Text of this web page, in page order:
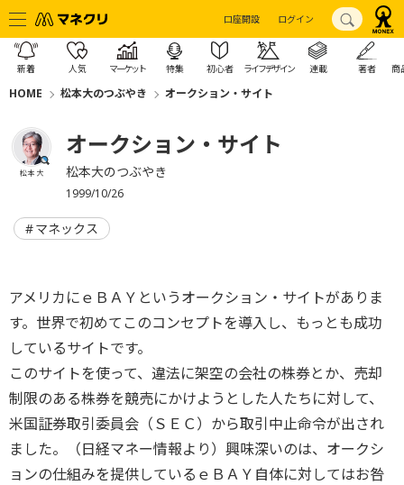
口座開設 ログイン
新着 人気 マーケット 特集 初心者 ライフデザイン 連載 著者 商
HOME 松本大のつぶやき オークション・サイト
松本 大
オークション・サイト
松本大のつぶやき
1999/10/26
マネックス
アメリカにｅＢＡＹというオークション・サイトがありま
す。世界で初めてこのコンセプトを導入し、もっとも成功
しているサイトです。
このサイトを使って、違法に架空の会社の株券とか、売却
制限のある株券を競売にかけようとした人たちに対して、
米国証券取引委員会（ＳＥＣ）から取引中止命令が出され
ました。（日経マネー情報より）興味深いのは、オークシ
ョンの仕組みを提供しているｅＢＡＹ自体に対してはお咎